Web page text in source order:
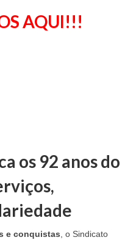
AQUI!!!
os 92 anos do
e conquistas , o Sindicato